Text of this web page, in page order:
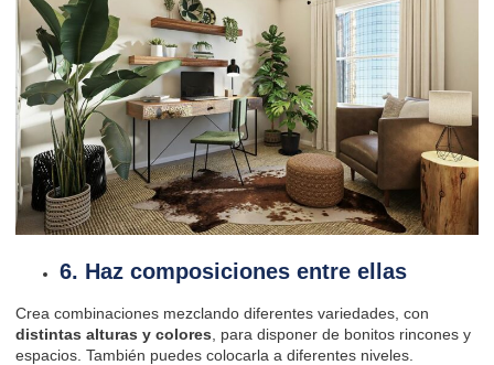
6. Haz composiciones entre ellas
Crea combinaciones mezclando diferentes variedades, con
distintas alturas y colores , para disponer de bonitos rincones y
espacios. También puedes colocarla a diferentes niveles.